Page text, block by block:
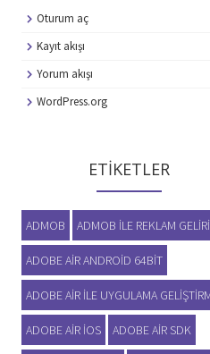
Oturum aç
Kayıt akışı
Yorum akışı
WordPress.org
ETIKETLER
ADMOB ADMOB ILE REKLAM GELIRI
ADOBE AIR ANDROID 64BIT
ADOBE AIR ILE UYGULAMA
ADOBE AIR IOS ADOBE AIR SDK